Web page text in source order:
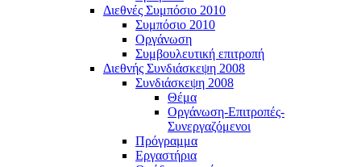
Διεθνές Συμπόσιο 2010
Συμπόσιο 2010
Οργάνωση
Συμβουλευτική επιτροπή
Διεθνής Συνδιάσκεψη 2008
Συνδιάσκεψη 2008
Θέμα
Οργάνωση-Επιτροπές-
Συνεργαζόμενοι
Πρόγραμμα
Εργαστήρια